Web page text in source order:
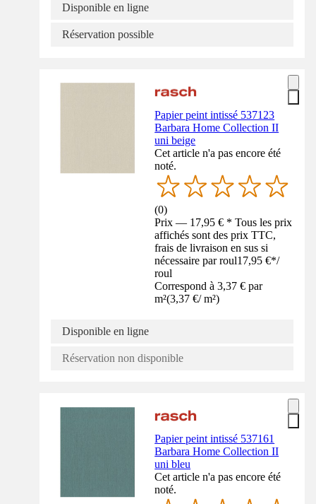
Disponible en ligne
Réservation possible
Papier peint intissé 537123
Barbara Home Collection II
uni beige
Cet article n'a pas encore été
noté.
(0)
Prix — 17,95 € * Tous les prix
affichés sont des prix TTC,
frais de livraison en sus si
nécessaire par roul17,95 €*/
roul
Correspond à 3,37 € par
m²(3,37 €/ m²)
Disponible en ligne
Réservation non disponible
Papier peint intissé 537161
Barbara Home Collection II
uni bleu
Cet article n'a pas encore été
noté.